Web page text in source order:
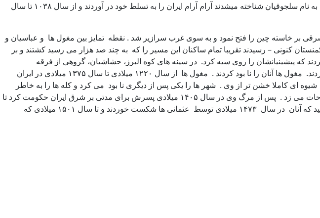
از آغاز قرن یازدهم میلادی مهاجرت مردمی که ریشه شان ترک بود یواش یواش به ایران شروع شد . اینان که به نام سلجوقیان شناخته میشدند آرام آرام ایران را به تسلط خود در آوردند و از سال ۱۰۳۸ تا سال
بر خاسته چین را فتح نمود و به سوی غرب سرازیر شد . نقطه تمایز بین مغول ها و عباسیان و
کنونی – رسیدند تقریبا تمام ساکنان این مسیر را که به چند صد هزار می رسید کشتند و بر
که پیشینیانشان را روی سیه کرد. در سینه های کوه البرز، حشاشیان، گروهی از فرقه
اسماعیلیان، خندقی غیر قبل عبور برای خود ساخته بودند که از آنجا برای حمله به دشمنان خود استفاده می کردند. مغول ها آنان را نا بود کردند . مغول ها از سال ۱۲۲۰ میلادی تا سال ۱۳۷۵ میلادی در ایران
ای کاملا خشن تر از وی . شهر ها را یکی پس از دیگری نا بود می کرد و کله ها را به خاطر
عبرت سایرین به تماشای همگانی می گذاشت . بر خلاف مغولان، تیمور لنگ بر حسب سنی گری دست به فتوحات می زد . پس از مرگ وی در سال ۱۴۰۵ میلادی پسرش برای مدتی بر شرق ایران حکومت کرد تا
اینکه در حوالی غرب ایران دو گروه شیعه سپید گوسپندان و سیاه گوسپندان به قدرت رسیدند . اما طولی نکشید که آنان در سال ۱۴۷۳ میلادی توسط عثمانی ها شکست خوردند و تا سال ۱۵۰۱ میلادی که